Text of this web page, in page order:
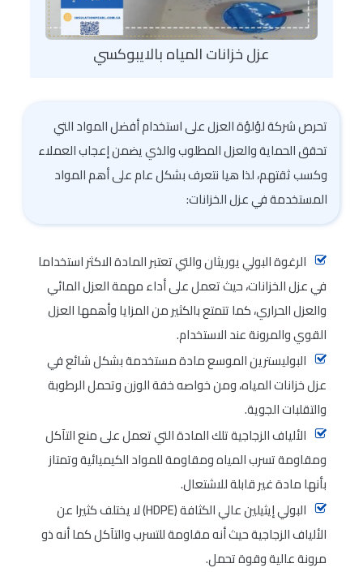
عزل خزانات المياه بالايبوكسي
تحرص شركة لؤلؤة العزل على استخدام أفضل المواد التي
تحقق الحماية والعزل المطلوب والذي يضمن إعجاب العملاء
وكسب ثقتهم، لذا هيا نتعرف بشكل عام على أهم المواد
المستخدمة في عزل الخزانات:
الرغوة البولي يوريثان والتي تعتبر المادة الاكثر استخداما
في عزل الخزانات، حيث تعمل على أداء مهمة العزل المائي
والعزل الحراري، كما تتمتع بالكثير من المزايا وأهمها العزل
القوي والمرونة عند الاستخدام.
البوليسترين الموسع مادة مستخدمة بشكل شائع في
عزل خزانات المياه، ومن خواصه خفة الوزن وتحمل الرطوبة
والتقلبات الجوية.
الألياف الزجاجية تلك المادة التي تعمل على منع التآكل
ومقاومة تسرب المياه ومقاومة للمواد الكيميائية وتمتاز
بأنها مادة غير قابلة للاشتعال.
البولي إيثيلين عالي الكثافة (HDPE) لا يختلف كثيرا عن
الألياف الزجاجية حيث أنه مقاومة للتسرب والتآكل كما أنه ذو
مرونة عالية وقوة تحمل.